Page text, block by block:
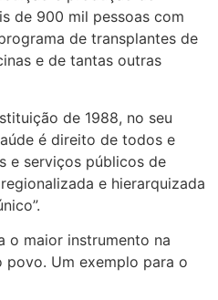
de 900 mil pessoas com
de transplantes de
e de tantas outras
de 1988, no seu
é direito de todos e
e serviços públicos de
e hierarquizada
o maior instrumento na
povo. Um exemplo para o